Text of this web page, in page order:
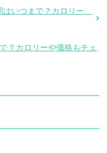
いつまで？カロリー、
？カロリーや価格もチェ